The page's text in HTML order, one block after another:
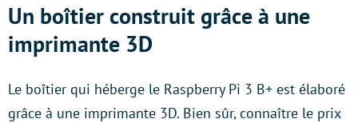
Un boîtier construit grâce à une
imprimante 3D
Le boîtier qui héberge le Raspberry Pi 3 B+ est élaboré
grâce à une imprimante 3D. Bien sûr, connaître le prix